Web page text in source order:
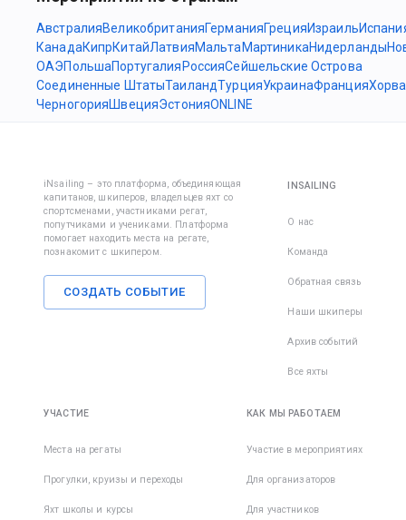
АвстралияВеликобританияГерманияГрецияИзраиль
КанадаКипрКитайЛатвияМальта МартиникаНидерланды
ОАЭПольшаПортугалия РоссияСейшельские Острова
Соединенные ШтатыТаиландТурцияУкраинаФранция
ЧерногорияШвецияЭстонияONLINE
iNsailing – это платформа, объединяющая
капитанов, шкиперов, владельцев яхт со
спортсменами, участниками регат,
попутчиками и учениками. Платформа
помогает находить места на регате,
познакомит с шкипером.
СОЗДАТЬ СОБЫТИЕ
INSAILING
О нас
Команда
Обратная связь
Наши шкиперы
Архив событий
Все яхты
УЧАСТИЕ
Места на регаты
Прогулки, круизы и переходы
Яхт школы и курсы
КАК МЫ РАБОТАЕМ
Участие в мероприятиях
Для организаторов
Для участников